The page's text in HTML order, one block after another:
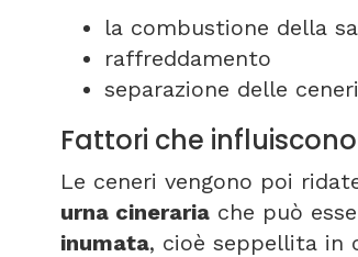
la combustione della
raffreddamento
separazione delle
Fattori che
Le ceneri vengono poi
urna cineraria che può
inumata, cioè seppellita in